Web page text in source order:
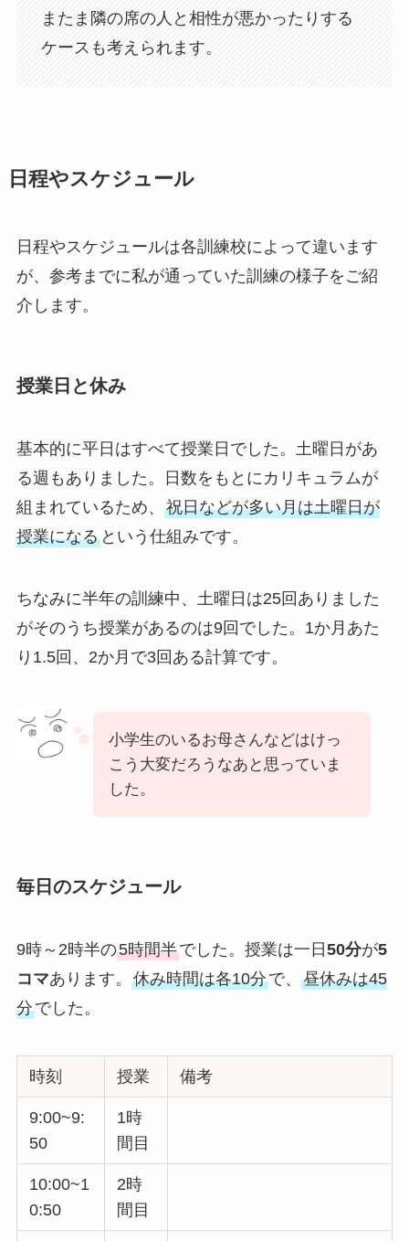
またま隣の席の人と相性が悪かったりする
ケースも考えられます。
日程やスケジュール
日程やスケジュールは各訓練校によって違います
が、参考までに私が通っていた訓練の様子をご紹
介します。
授業日と休み
基本的に平日はすべて授業日でした。土曜日があ
る週もありました。日数をもとにカリキュラムが
組まれているため、 祝日などが多い月は土曜日が
授業になるという仕組みです。
ちなみに半年の訓練中、土曜日は25回ありました
がそのうち授業があるのは9回でした。1か月あた
り1.5回、2か月で3回ある計算です。
小学生のいるお母さんなどはけっ
こう大変だろうなあと思っていま
した。
毎日のスケジュール
9時～2時半の5時間半でした。授業は一日 50分が5
コマあります。 休み時間は各10分で、 昼休みは45
分でした。
時刻 授業 備考
9:00~9:
50
1時
間目
10:00~1
0:50
2時
間目